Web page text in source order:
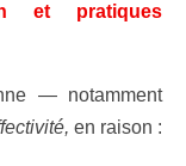
et pratiques
— notamment
en raison :